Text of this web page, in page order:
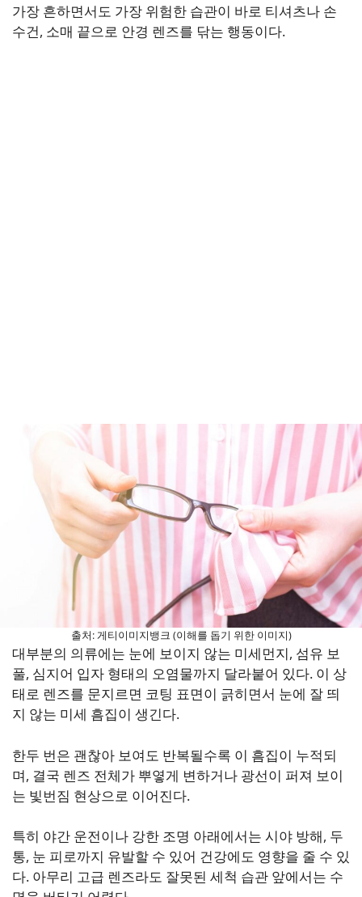
가장 흔하면서도 가장 위험한 습관이 바로 티셔츠나 손
수건, 소매 끝으로 안경 렌즈를 닦는 행동이다.
출처: 게티이미지뱅크 (이해를 돕기 위한 이미지)
대부분의 의류에는 눈에 보이지 않는 미세먼지, 섬유 보
풀, 심지어 입자 형태의 오염물까지 달라붙어 있다. 이 상
태로 렌즈를 문지르면 코팅 표면이 긁히면서 눈에 잘 띄
지 않는 미세 흠집이 생긴다.
한두 번은 괜찮아 보여도 반복될수록 이 흠집이 누적되
며, 결국 렌즈 전체가 뿌옇게 변하거나 광선이 퍼져 보이
는 빛번짐 현상으로 이어진다.
특히 야간 운전이나 강한 조명 아래에서는 시야 방해, 두
통, 눈 피로까지 유발할 수 있어 건강에도 영향을 줄 수 있
다. 아무리 고급 렌즈라도 잘못된 세척 습관 앞에서는 수